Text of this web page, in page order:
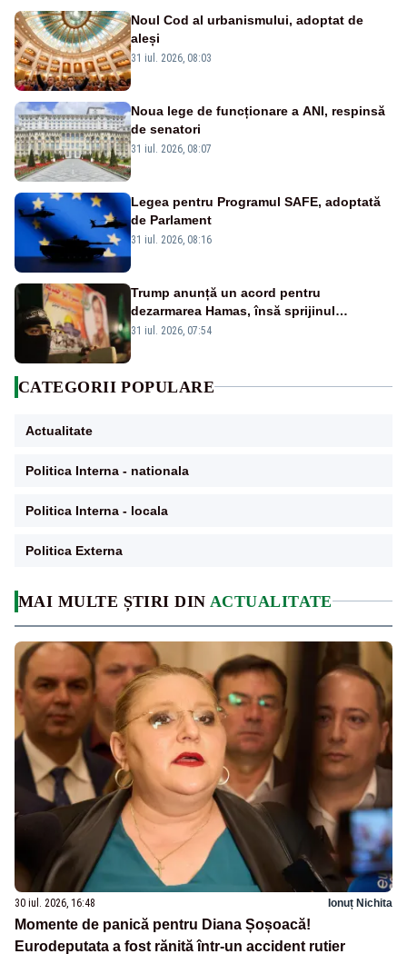
MAI MULTE ȘTIRI DIN ACTUALITATE
30 iul. 2026, 16:48 Ionuț Nichita
Momente de panică pentru Diana Șoșoacă!
Eurodeputata a fost rănită într-un accident rutier
Noul Cod al urbanismului, adoptat de
aleși
31 iul. 2026, 08:03
Noua lege de funcționare a ANI, respinsă
de senatori
31 iul. 2026, 08:07
Legea pentru Programul SAFE, adoptată
de Parlament
31 iul. 2026, 08:16
Trump anunță un acord pentru
dezarmarea Hamas, însă sprijinul
Israelului rămâne incert
31 iul. 2026, 07:54
CATEGORII POPULARE
Actualitate
Politica Interna - nationala
Politica Interna - locala
Politica Externa